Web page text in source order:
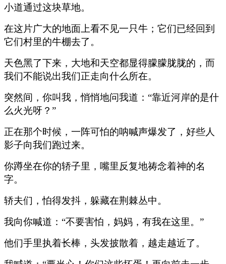
小道通过这块草地。
在这片广大的地面上看不见一只牛；它们已经回到
它们村里的牛棚去了。
天色黑了下来，大地和天空都显得朦朦胧胧的，而
我们不能说出我们正走向什么所在。
突然间，你叫我，悄悄地问我道：“靠近河岸的是什
么火光呀？”
正在那个时候，一阵可怕的呐喊声爆发了，好些人
影子向我们跑过来。
你蹲坐在你的轿子里，嘴里反复地祷念着神的名
字。
轿夫们，怕得发抖，躲藏在荆棘丛中。
我向你喊道：“不要害怕，妈妈，有我在这里。”
他们手里执着长棒，头发披散着，越走越近了。